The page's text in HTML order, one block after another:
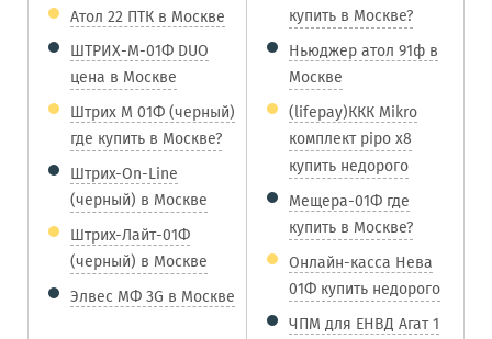
Атол 22 ПТК в Москве
ШТРИХ-М-01Ф DUO
цена в Москве
Штрих М 01Ф (черный)
где купить в Москве?
Штрих-On-Line
(черный) в Москве
Штрих-Лайт-01Ф
(черный) в Москве
Элвес МФ 3G в Москве
купить в Москве?
Ньюджер атол 91ф в
Москве
(lifepay)ККК Mikro
комплект pipo x8
купить недорого
Мещера-01Ф где
купить в Москве?
Онлайн-касса Нева
01Ф купить недорого
ЧПМ для ЕНВД Агат 1